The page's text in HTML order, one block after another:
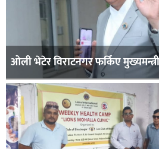
ओली भेटेर विराटनगर फर्किए